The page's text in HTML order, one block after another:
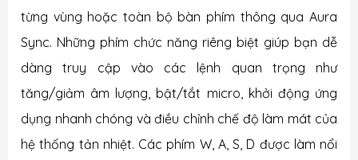
từng vùng hoặc toàn bộ bàn phím thông qua Aura
Sync. Những phím chức năng riêng biệt giúp bạn dễ
dàng truy cập vào các lệnh quan trọng như
tăng/giảm âm lượng, bật/tắt micro, khởi động ứng
dụng nhanh chóng và điều chỉnh chế độ làm mát của
hệ thống tản nhiệt. Các phím W, A, S, D được làm nổi